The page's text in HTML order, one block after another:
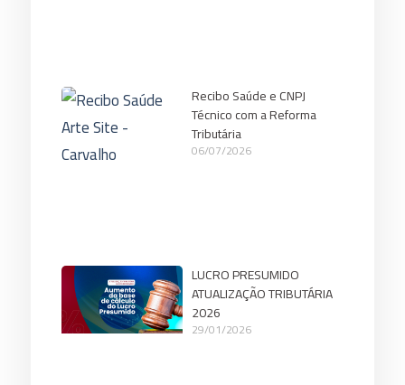
Recibo Saúde e CNPJ
Técnico com a Reforma
Tributária
06/07/2026
LUCRO PRESUMIDO
ATUALIZAÇÃO TRIBUTÁRIA
2026
29/01/2026